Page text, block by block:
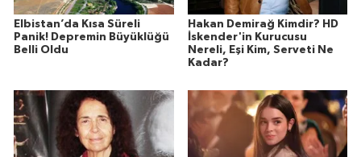
Elbistan’da Kısa Süreli
Panik! Depremin Büyüklüğü
Belli Oldu
Hakan Demirağ Kimdir? HD
İskender'in Kurucusu
Nereli, Eşi Kim, Serveti Ne
Kadar?